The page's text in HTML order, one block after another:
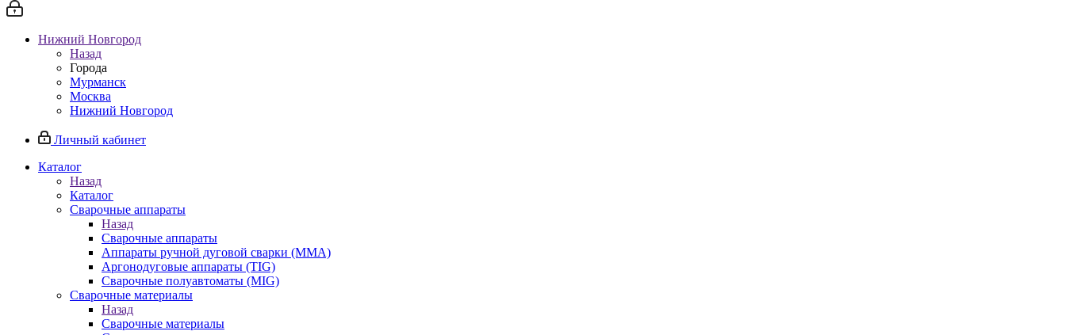
Нижний Новгород
Назад
Города
Мурманск
Москва
Нижний Новгород
Личный кабинет
Каталог
Назад
Каталог
Сварочные аппараты
Назад
Сварочные аппараты
Аппараты ручной дуговой сварки (MMA)
Аргонодуговые аппараты (TIG)
Сварочные полуавтоматы (MIG)
Сварочные материалы
Назад
Сварочные материалы